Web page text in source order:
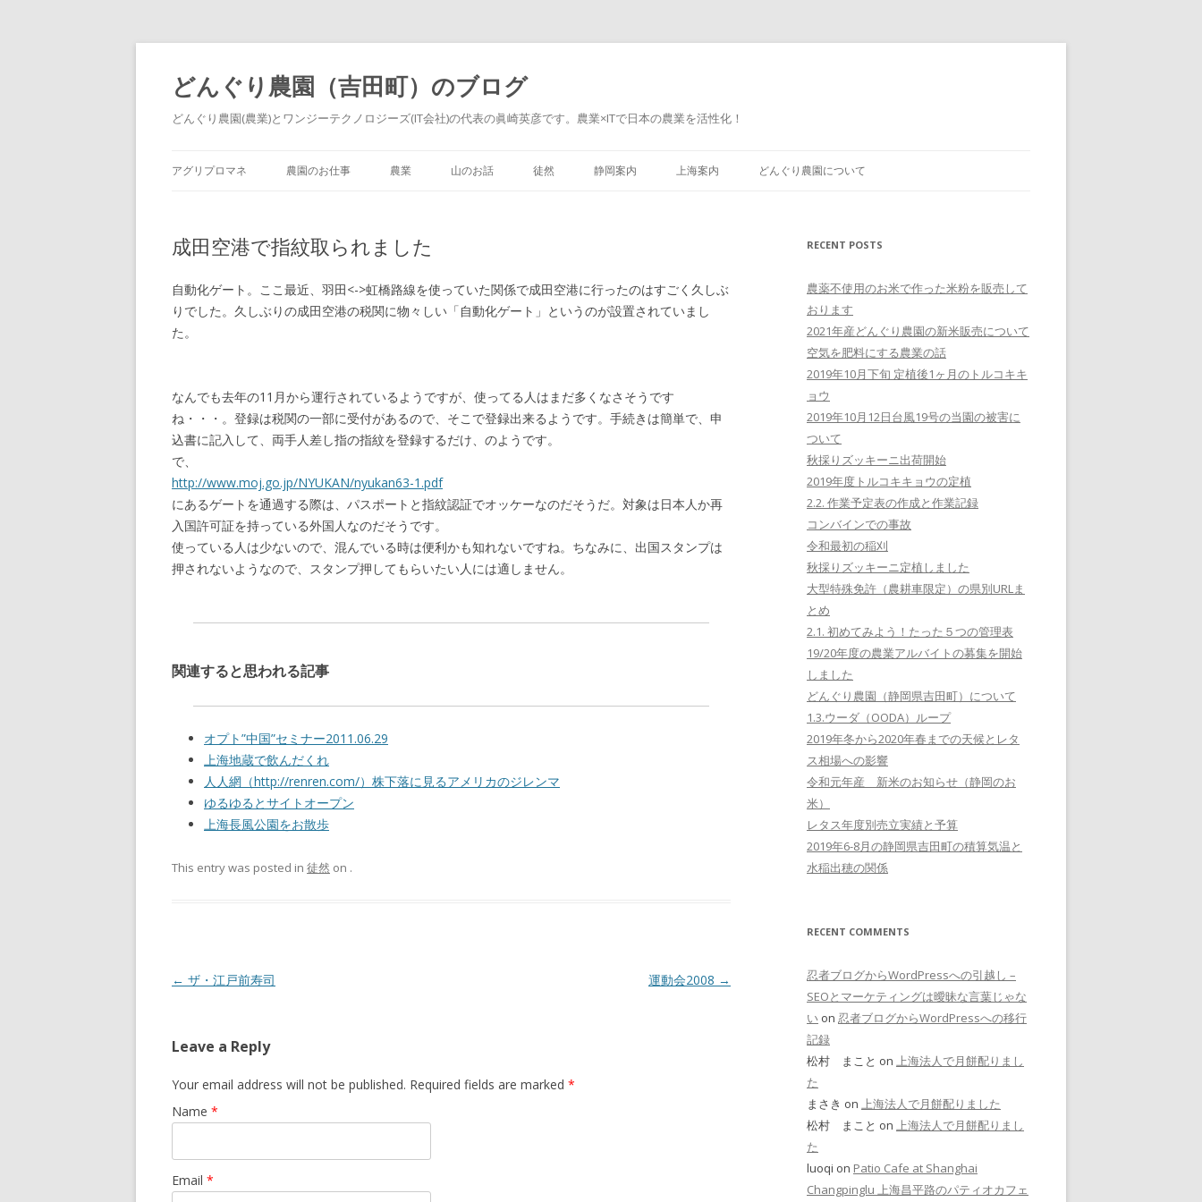
どんぐり農園（吉田町）のブログ
どんぐり農園(農業)とワンジーテクノロジーズ(IT会社)の代表の眞崎英彦です。農業×ITで日本の農業を活性化！
アグリプロマネ 農園のお仕事 農業 山のお話 徒然 静岡案内 上海案内 どんぐり農園について
成田空港で指紋取られました
自動化ゲート。ここ最近、羽田<->虹橋路線を使っていた関係で成田空港に行ったのはすごく久しぶ
りでした。久しぶりの成田空港の税関に物々しい「自動化ゲート」というのが設置されていまし
た。
なんでも去年の11月から運行されているようですが、使ってる人はまだ多くなさそうです
ね・・・。登録は税関の一部に受付があるので、そこで登録出来るようです。手続きは簡単で、申
込書に記入して、両手人差し指の指紋を登録するだけ、のようです。
で、
http://www.moj.go.jp/NYUKAN/nyukan63-1.pdf
にあるゲートを通過する際は、パスポートと指紋認証でオッケーなのだそうだ。対象は日本人か再
入国許可証を持っている外国人なのだそうです。
使っている人は少ないので、混んでいる時は便利かも知れないですね。ちなみに、出国スタンプは
押されないようなので、スタンプ押してもらいたい人には適しません。
関連すると思われる記事
オプト”中国”セミナー2011.06.29
上海地蔵で飲んだくれ
人人網（http://renren.com/）株下落に見るアメリカのジレンマ
ゆるゆるとサイトオープン
上海長風公園をお散歩
This entry was posted in 徒然 on .
Post navigation
← ザ・江戸前寿司 運動会2008 →
Leave a Reply
Your email address will not be published. Required fields are marked *
Name *
Email *
RECENT POSTS
農薬不使用のお米で作った米粉を販売して
おります
2021年産どんぐり農園の新米販売について
空気を肥料にする農業の話
2019年10月下旬 定植後1ヶ月のトルコキキ
ョウ
2019年10月12日台風19号の当園の被害に
ついて
秋採りズッキーニ出荷開始
2019年度トルコキキョウの定植
2.2. 作業予定表の作成と作業記録
コンバインでの事故
令和最初の稲刈
秋採りズッキーニ定植しました
大型特殊免許（農耕車限定）の県別URLま
とめ
2.1. 初めてみよう！たった５つの管理表
19/20年度の農業アルバイトの募集を開始
しました
どんぐり農園（静岡県吉田町）について
1.3.ウーダ（OODA）ループ
2019年冬から2020年春までの天候とレタ
ス相場への影響
令和元年産 新米のお知らせ（静岡のお
米）
レタス年度別売立実績と予算
2019年6-8月の静岡県吉田町の積算気温と
水稲出穂の関係
RECENT COMMENTS
忍者ブログからWordPressへの引越し –
SEOとマーケティングは曖昧な言葉じゃな
い on 忍者ブログからWordPressへの移行
記録
松村 まこと on 上海法人で月餅配りまし
た
まさき on 上海法人で月餅配りました
松村 まこと on 上海法人で月餅配りまし
た
luoqi on Patio Cafe at Shanghai
Changpinglu 上海昌平路のパティオカフェ